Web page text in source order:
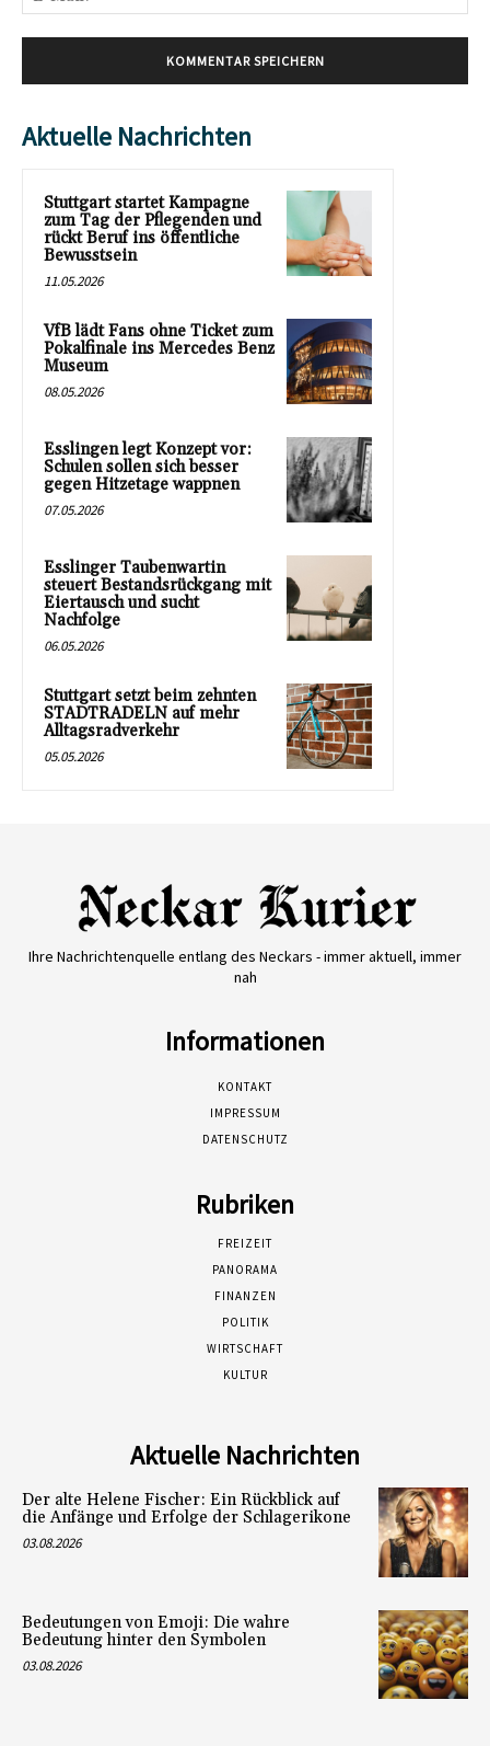
Aktuelle Nachrichten
Stuttgart startet Kampagne
zum Tag der Pflegenden und
rückt Beruf ins öffentliche
Bewusstsein
11.05.2026
VfB lädt Fans ohne Ticket zum
Pokalfinale ins Mercedes Benz
Museum
08.05.2026
Esslingen legt Konzept vor:
Schulen sollen sich besser
gegen Hitzetage wappnen
07.05.2026
Esslinger Taubenwartin
steuert Bestandsrückgang mit
Eiertausch und sucht
Nachfolge
06.05.2026
Stuttgart setzt beim zehnten
STADTRADELN auf mehr
Alltagsradverkehr
05.05.2026
Ihre Nachrichtenquelle entlang des Neckars - immer aktuell, immer
nah
Informationen
KONTAKT
IMPRESSUM
DATENSCHUTZ
Rubriken
FREIZEIT
PANORAMA
FINANZEN
POLITIK
WIRTSCHAFT
KULTUR
Aktuelle Nachrichten
Der alte Helene Fischer: Ein Rückblick auf
die Anfänge und Erfolge der Schlagerikone
03.08.2026
Bedeutungen von Emoji: Die wahre
Bedeutung hinter den Symbolen
03.08.2026